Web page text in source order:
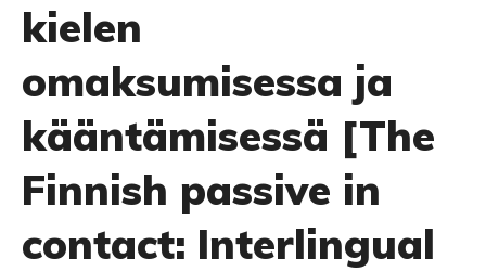
kielen
omaksumisessa ja
kääntämisessä [The
Finnish passive in
contact: Interlingual